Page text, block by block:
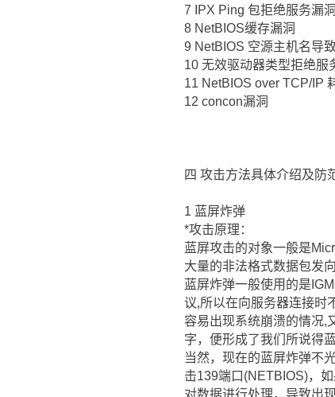
7 IPX Ping 包拒绝服务漏洞
8 NetBIOS缓存漏洞
9 NetBIOS 空源主机名导
10 无效驱动器类型拒绝服
11 NetBIOS over TCP/IP
12 concon漏洞
四 攻击方法具体介绍及防
1 蓝屏炸弹
*攻击原理：
蓝屏攻击的对象一般是
大量的非法格式数据包发
蓝屏炸弹一般使用的是
议,所以在向服务器连接时
容易出现系统崩溃的情况,
字，便形成了我们所说得蓝
当然，现在的蓝屏炸弹不
击139端口(NETBIOS)，